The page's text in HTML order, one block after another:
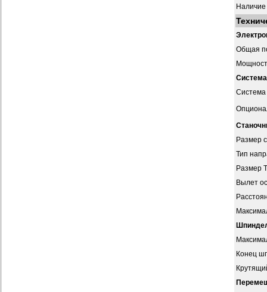
Наличие
Общая
Размер
Тип
Размер
Вылет
Конец